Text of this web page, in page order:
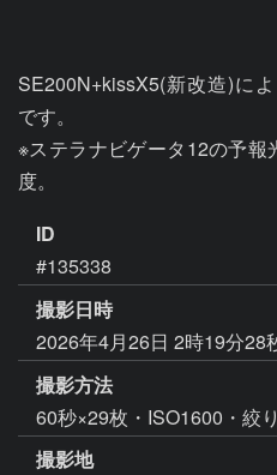
SE200N+kissX5(新改造)に
です。
※ステラナビゲータ12の予報
度。
ID
#135338
撮影日時
2026年4月26日 2時19分28
撮影方法
60秒×29枚・ISO1600・絞
撮影地